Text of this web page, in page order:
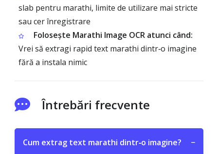
slab pentru marathi, limite de utilizare mai stricte
sau cer înregistrare
Folosește Marathi Image OCR atunci când:
Vrei să extragi rapid text marathi dintr‑o imagine
fără a instala nimic
Întrebări frecvente
Cum extrag text marathi dintr‑o imagine? −